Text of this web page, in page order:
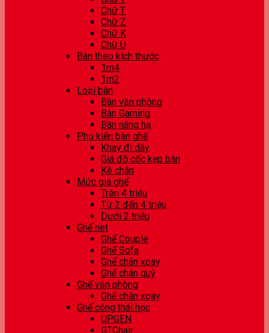
Chữ T
Chữ Z
Chữ K
Chữ U
Bàn theo kích thước
1m4
1m2
Loại bàn
Bàn văn phòng
Bàn Gaming
Bàn nâng hạ
Phụ kiện bàn ghế
Khay đi dây
Giá đỡ cốc kẹp bàn
Kê chân
Mức giá ghế
Trên 4 triệu
Từ 2 đến 4 triệu
Dưới 2 triệu
Ghế net
Ghế Couple
Ghế Sofa
Ghế chân xoay
Ghế chân quỳ
Ghế văn phòng
Ghế chân xoay
Ghế công thái học
UPGEN
GTChair